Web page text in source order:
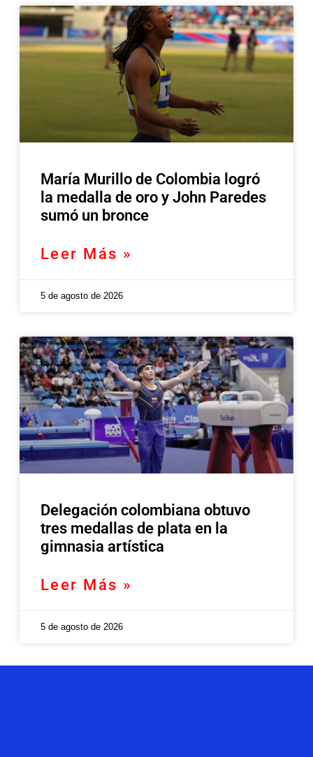
María Murillo de Colombia logró
la medalla de oro y John Paredes
sumó un bronce
Leer Más »
5 de agosto de 2026
Delegación colombiana obtuvo
tres medallas de plata en la
gimnasia artística
Leer Más »
5 de agosto de 2026